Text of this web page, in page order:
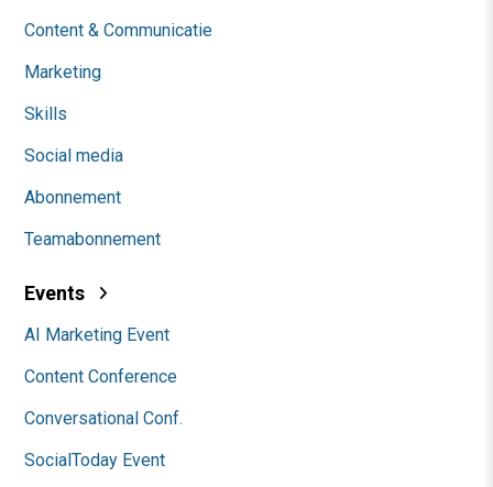
Content & Communicatie
Marketing
Skills
Social media
Abonnement
Teamabonnement
Events
AI Marketing Event
Content Conference
Conversational Conf.
SocialToday Event